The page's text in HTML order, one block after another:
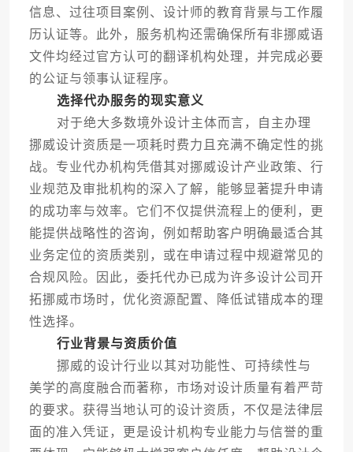
信息、过往项目案例、设计师的教育背景与工作履
历认证等。此外，服务机构还需确保所有非挪威语
文件均经过官方认可的翻译机构处理，并完成必要
的公证与领事认证程序。
选择代办服务的现实意义
对于绝大多数境外设计主体而言，自主办理
挪威设计资质是一项耗时费力且充满不确定性的挑
战。专业代办机构凭借其对挪威设计产业政策、行
业规范及审批机构的深入了解，能够显著提升申请
的成功率与效率。它们不仅提供流程上的便利，更
能提供战略性的咨询，例如帮助客户明确最适合其
业务定位的资质类别，或在申请过程中规避常见的
合规风险。因此，委托代办已成为许多设计公司开
拓挪威市场时，优化资源配置、降低试错成本的理
性选择。
行业背景与资质价值
挪威的设计行业以其对功能性、可持续性与
美学的高度融合而著称，市场对设计质量有着严苛
的要求。获得当地认可的设计资质，不仅是法律层
面的准入凭证，更是设计机构专业能力与信誉的重